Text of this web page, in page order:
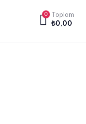
0 Toplam
₺0,00